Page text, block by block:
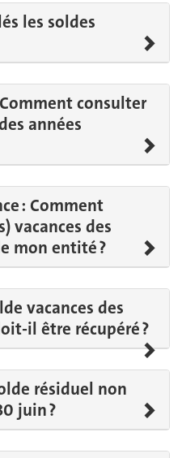
les soldes
consulter
années
: Comment
vacances des
mon entité ?
vacances des
il être récupéré ?
résiduel non
juin ?